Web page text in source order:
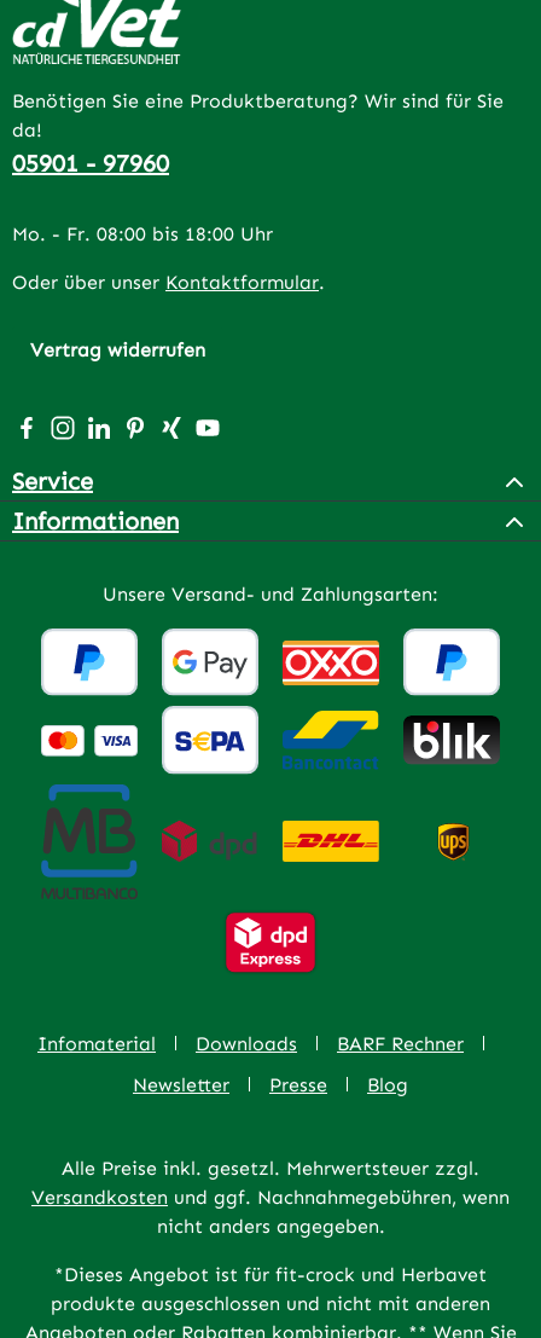
Benötigen Sie eine Produktberatung? Wir sind für Sie
da!
05901 - 97960
Mo. - Fr. 08:00 bis 18:00 Uhr
Oder über unser Kontaktformular.
Vertrag widerrufen
Besuche uns auf Facebook – öffnet in neuem Tab
Schau auf Instagram vorbei – öffnet in neuem Tab
Vernetze dich mit uns auf LinkedIn – öffnet in
Lass dich auf Pinterest inspirieren – öffnet
Vernetze dich mit uns auf Xing – öffnet
Sieh dir unsere Videos auf YouTube
Service
Informationen
Unsere Versand- und Zahlungsarten:
Infomaterial Downloads
BARF Rechner
Newsletter
Presse Blog
Alle Preise inkl. gesetzl. Mehrwertsteuer zzgl.
Versandkosten und ggf. Nachnahmegebühren, wenn
nicht anders angegeben.
*Dieses Angebot ist für fit-crock und Herbavet
produkte ausgeschlossen und nicht mit anderen
Angeboten oder Rabatten kombinierbar. ** Wenn Sie